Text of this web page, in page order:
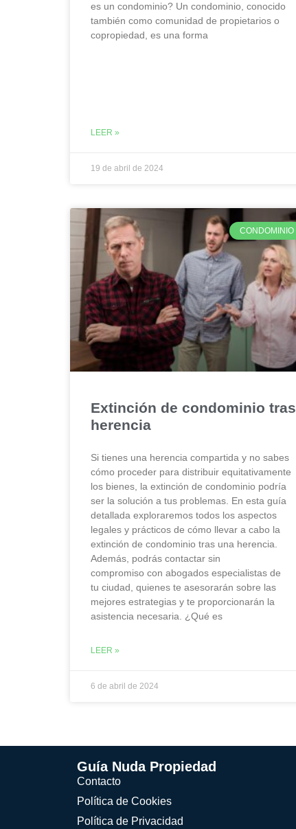
es un condominio? Un condominio, conocido
también como comunidad de propietarios o
copropiedad, es una forma
LEER »
19 de abril de 2024
CONDOMINIO
Extinción de condominio tras
herencia
Si tienes una herencia compartida y no sabes
cómo proceder para distribuir equitativamente
los bienes, la extinción de condominio podría
ser la solución a tus problemas. En esta guía
detallada exploraremos todos los aspectos
legales y prácticos de cómo llevar a cabo la
extinción de condominio tras una herencia.
Además, podrás contactar sin
compromiso con abogados especialistas de
tu ciudad, quienes te asesorarán sobre las
mejores estrategias y te proporcionarán la
asistencia necesaria. ¿Qué es
LEER »
6 de abril de 2024
Guía Nuda Propiedad
Contacto
Política de Cookies
Política de Privacidad